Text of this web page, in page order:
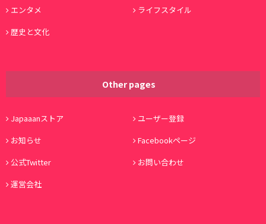
エンタメ
ライフスタイル
歴史と文化
Other pages
Japaaanストア
ユーザー登録
お知らせ
Facebookページ
公式Twitter
お問い合わせ
運営会社